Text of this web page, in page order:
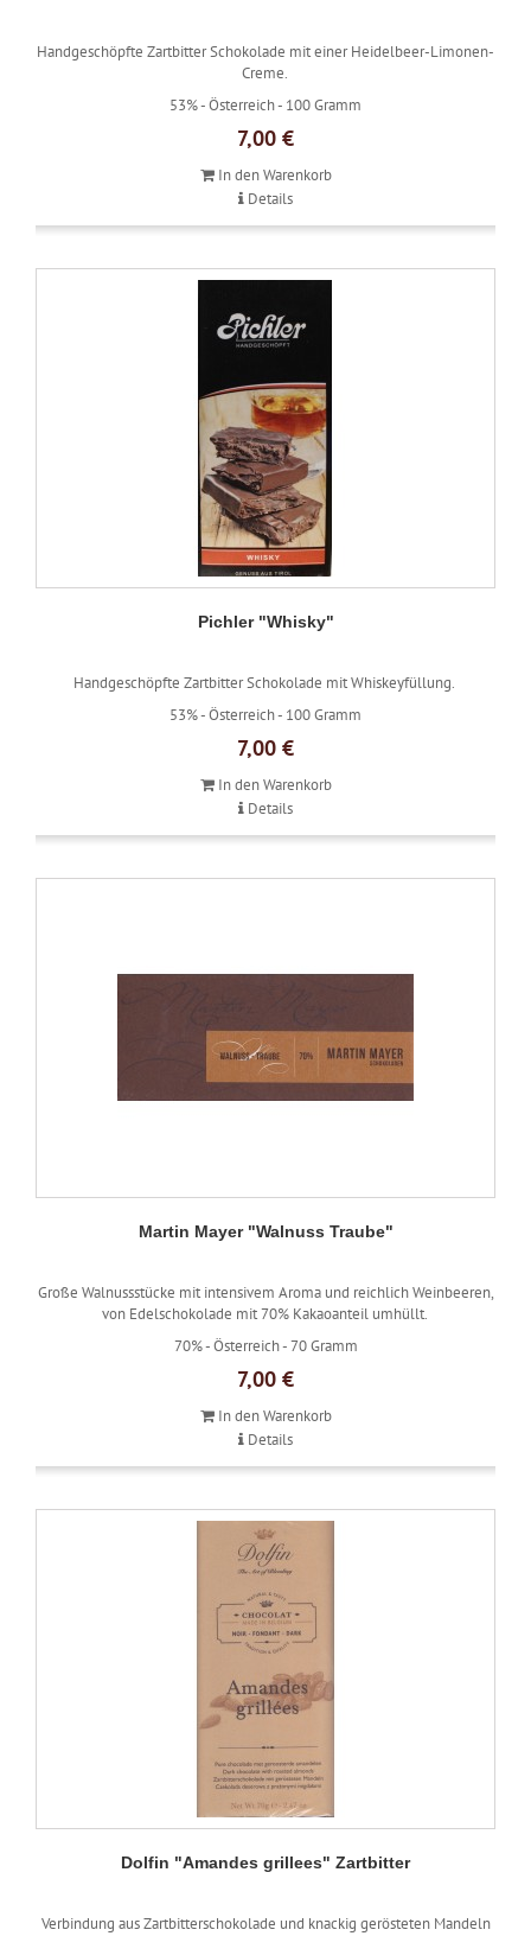
Handgeschöpfte Zartbitter Schokolade mit einer Heidelbeer-Limonen-
Creme.
53% -Österreich - 100 Gramm
7,00 €
In den Warenkorb
Details
Pichler "Whisky"
Handgeschöpfte Zartbitter Schokolade mit Whiskeyfüllung.
53% -Österreich - 100 Gramm
7,00 €
In den Warenkorb
Details
Martin Mayer "Walnuss Traube"
Große Walnussstücke mit intensivem Aroma und reichlich Weinbeeren,
von Edelschokolade mit 70% Kakaoanteil umhüllt.
70% -Österreich -70 Gramm
7,00 €
In den Warenkorb
Details
Dolfin "Amandes grillees" Zartbitter
Verbindung aus Zartbitterschokolade und knackig gerösteten Mandeln